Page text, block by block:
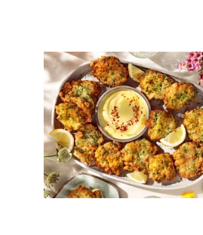
Κροκέτες μπακαλιάρου
ΨΑΡΙΑ